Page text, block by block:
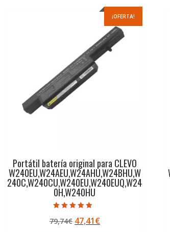
¡OFERTA!
Portátil batería original para CLEVO
W240EU,W24AEU,W24AHU,W24BHU,W
240C,W240CU,W240EU,W240EUQ,W24
0H,W240HU
5.00
de 5
79,74€ El
47,41€El